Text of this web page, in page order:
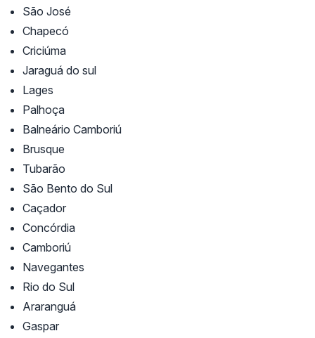
São José
Chapecó
Criciúma
Jaraguá do sul
Lages
Palhoça
Balneário Camboriú
Brusque
Tubarão
São Bento do Sul
Caçador
Concórdia
Camboriú
Navegantes
Rio do Sul
Araranguá
Gaspar